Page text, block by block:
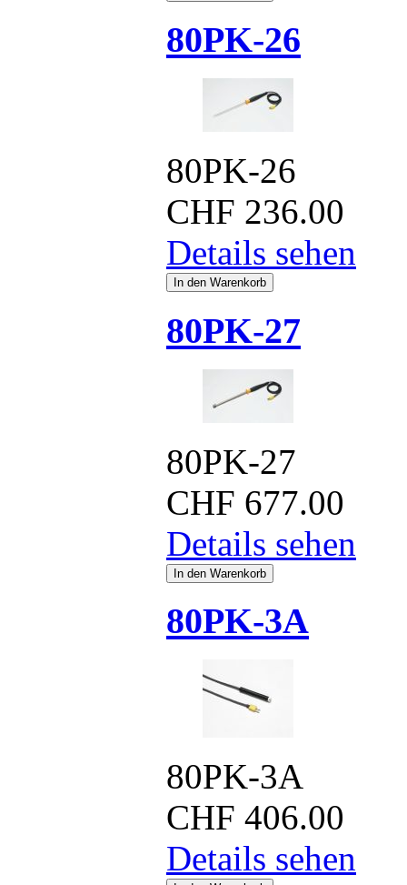
80PK-26
80PK-26
CHF 236.00
Details sehen
80PK-27
80PK-27
CHF 677.00
Details sehen
80PK-3A
80PK-3A
CHF 406.00
Details sehen